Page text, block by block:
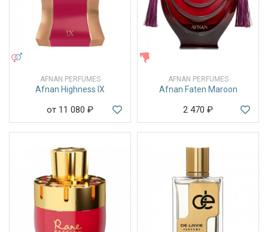
AFNAN PERFUMES
Afnan Highness IX
от 11 080 ₽
AFNAN PERFUMES
Afnan Faten Maroon
2 470 ₽